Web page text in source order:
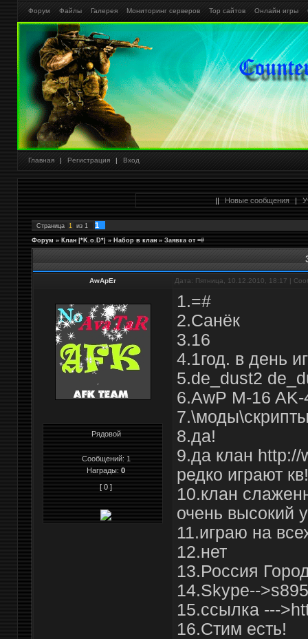
Форум Файлы Галерея Мониторинг серверов Тор сайтов Онлайн игры
Главная | Регистрация | Вход
|| Новые сообщения |
Страница 1 из 1 1
Форум » Клан |*K.o.D*| » Набор в клан » Заявка от =#
AwApEr Дата: Пятница, 10.12.2010, 18:17 |
Рядовой
Сообщений: 1
Награды: 0
[ 0 ]
1.=#
2.Cанёк
3.16
4.1год. в день
5.de_dust2
6.AwP M-16 AK-
8.да!
9.да клан http://
редко играют кв!
10.клан
очень высокий
11.играю на
12.нет
13.Россия
14.Skype--
15.ссылка ---
16.Стим есть!